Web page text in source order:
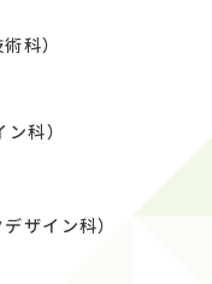
科）
科）
ザイン科）